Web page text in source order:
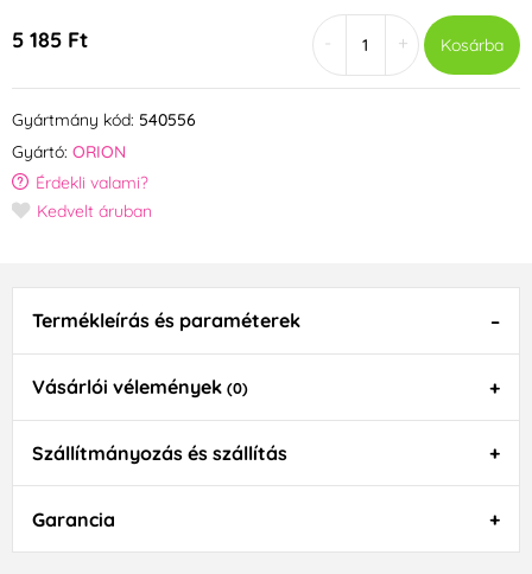
5 185 Ft + Kosárba
Gyártmány kód: 540556
Gyártó: ORION
Érdekli valami?
Kedvelt áruban
Termékleírás és paraméterek
Vásárlói vélemények (0)
Szállítmányozás és szállítás
Garancia